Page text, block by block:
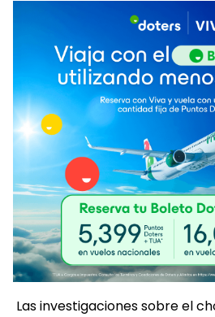
Las investigaciones sobre el